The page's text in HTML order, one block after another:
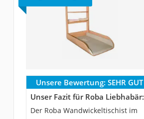
Unsere Bewertung: SEHR GUT
Unser Fazit für Roba Liebhabär:
Der Roba Wandwickeltischist im